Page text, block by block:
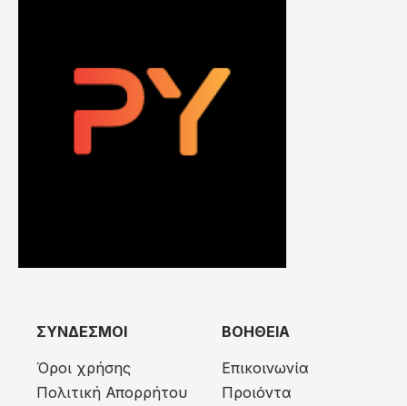
ΣΥΝΔΕΣΜΟΙ
Όροι χρήσης
Πολιτική Απορρήτου
ΒΟΗΘΕΙΑ
Επικοινωνία
Προιόντα